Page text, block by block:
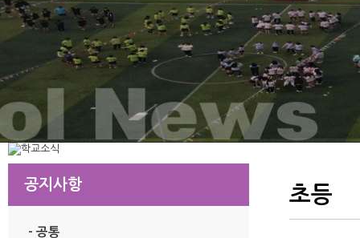
학
학
공지사항
- 공통
초등